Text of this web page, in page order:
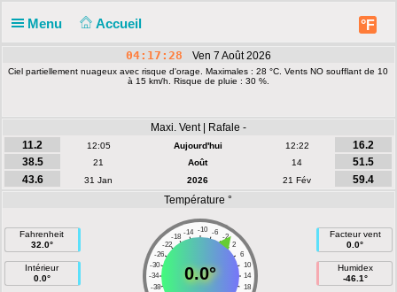
Menu Accueil °F
04:17:28 Ven 7 Août 2026
Ciel partiellement nuageux avec risque d'orage. Maximales : 28 °C. Vents NO soufflant de 10
à 15 km/h. Risque de pluie : 30 %.
Maxi. Vent | Rafale -
11.2
12:05 Aujourd'hui 12:22
16.2
38.5
21 Août 14
51.5
43.6
31 Jan 2026 21 Fév
59.4
Température °
Fahrenheit
32.0°
Intérieur
0.0°
-10
-14 -6
-18
-2
-22
2
-26
6
-30
10
-34
14
-38
18
0.0°
Facteur vent
0.0°
Humidex
-46.1°